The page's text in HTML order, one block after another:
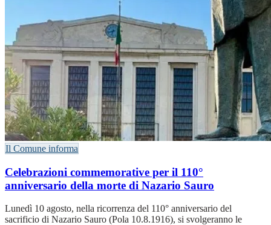
Il Comune informa
Celebrazioni commemorative per il 110°
anniversario della morte di Nazario Sauro
Lunedì 10 agosto, nella ricorrenza del 110° anniversario del
sacrificio di Nazario Sauro (Pola 10.8.1916), si svolgeranno le